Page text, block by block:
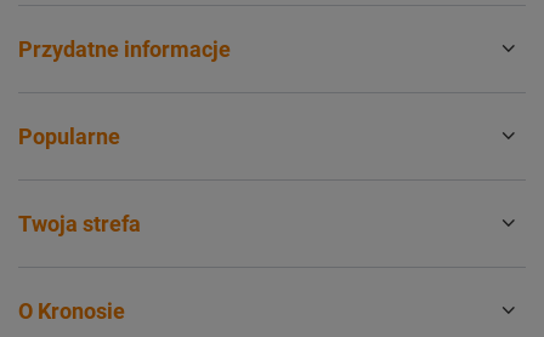
Przydatne informacje
Popularne
Twoja strefa
O Kronosie